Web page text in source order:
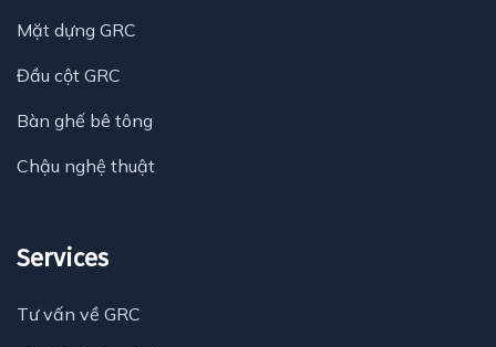
Mặt dựng GRC
Đầu cột GRC
Bàn ghế bê tông
Chậu nghệ thuật
Services
Tư vấn về GRC